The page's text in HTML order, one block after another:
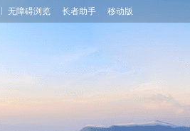
无障碍浏览 长者助手 移动版